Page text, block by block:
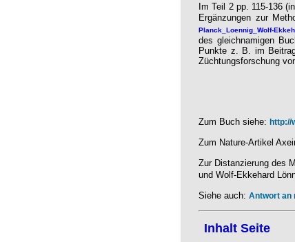
Im Teil 2 pp. 115-136
Ergänzungen zur
Planck_Loennig_Wolf-
des gleichnamigen
Punkte z. B. im
Züchtungsforschung
Zum Buch siehe: http://
Zum Nature-Artikel
Zur Distanzierung des
und Wolf-Ekkehard
Siehe auch: Antwort an
Inhalt Seite